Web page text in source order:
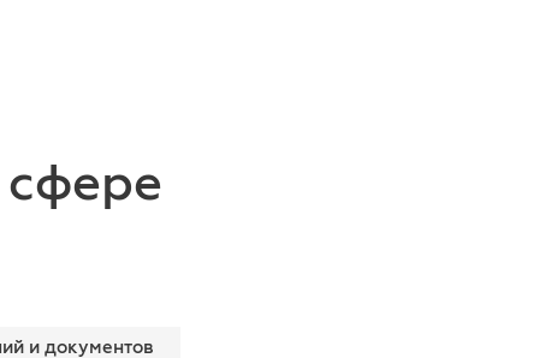
и документов